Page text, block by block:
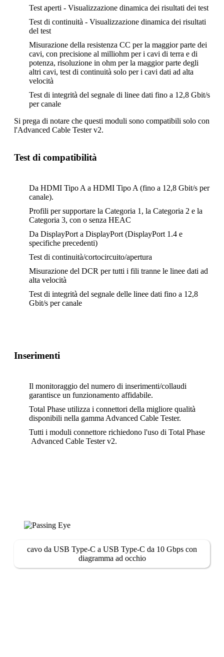
Test aperti - Visualizzazione dinamica dei risultati dei test
Test di continuità - Visualizzazione dinamica dei risultati
del test
Misurazione della resistenza CC per la maggior parte dei
cavi, con precisione al milliohm per i cavi di terra e di
potenza, risoluzione in ohm per la maggior parte degli
altri cavi, test di continuità solo per i cavi dati ad alta
velocità
Test di integrità del segnale di linee dati fino a 12,8 Gbit/s
per canale
Si prega di notare che questi moduli sono compatibili solo con
l'Advanced Cable Tester v2.
Test di compatibilità
Da HDMI Tipo A a HDMI Tipo A (fino a 12,8 Gbit/s per
canale).
Profili per supportare la Categoria 1, la Categoria 2 e la
Categoria 3, con o senza HEAC
Da DisplayPort a DisplayPort (DisplayPort 1.4 e
specifiche precedenti)
Test di continuità/cortocircuito/apertura
Misurazione del DCR per tutti i fili tranne le linee dati ad
alta velocità
Test di integrità del segnale delle linee dati fino a 12,8
Gbit/s per canale
Inserimenti
Il monitoraggio del numero di inserimenti/collaudi
garantisce un funzionamento affidabile.
Total Phase utilizza i connettori della migliore qualità
disponibili nella gamma Advanced Cable Tester.
Tutti i moduli connettore richiedono l'uso di Total Phase
Advanced Cable Tester v2.
cavo da USB Type-C a USB Type-C da 10 Gbps con
diagramma ad occhio